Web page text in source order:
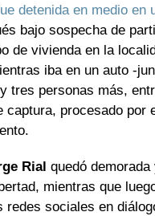
detenida en medio en
bajo sospecha de
de vivienda en la
iba en un auto -
tres personas más,
captura, procesado por
Rial quedó
mientras que
redes sociales en